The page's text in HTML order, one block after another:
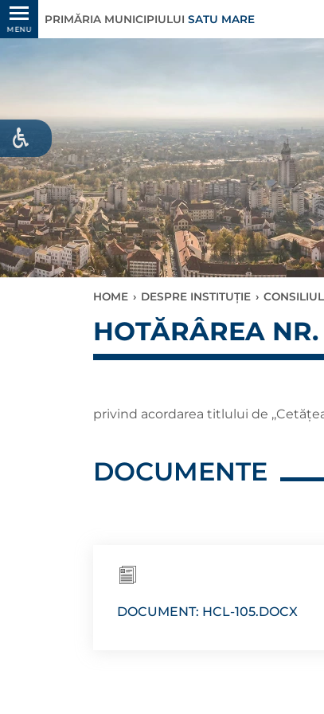
MENU
PRIMĂRIA MUNICIPIULUI SATU MARE
HOME › DESPRE INSTITUȚIE ›
HOTĂRÂREA
privind acordarea titlului de
DOCUMENTE
DOCUMENT: HCL-105.DOCX